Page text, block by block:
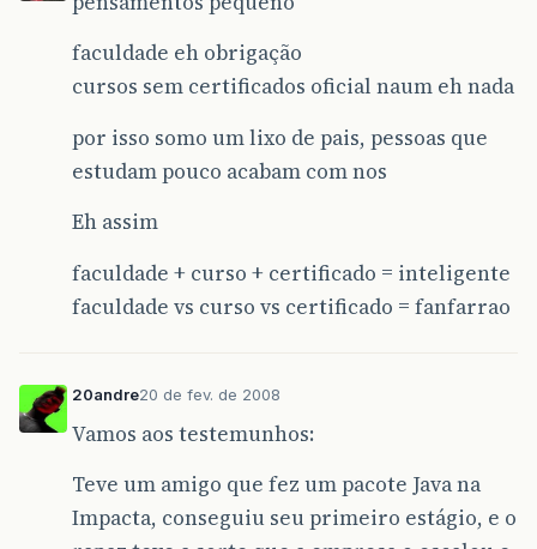
faculdade eh obrigação
cursos sem certificados oficial naum eh nada
por isso somo um lixo de pais, pessoas que
estudam pouco acabam com nos
Eh assim
faculdade + curso + certificado = inteligente
faculdade vs curso vs certificado = fanfarrao
20andre20 de fev. de 2008
Vamos aos testemunhos:
Teve um amigo que fez um pacote Java na
Impacta, conseguiu seu primeiro estágio, e o